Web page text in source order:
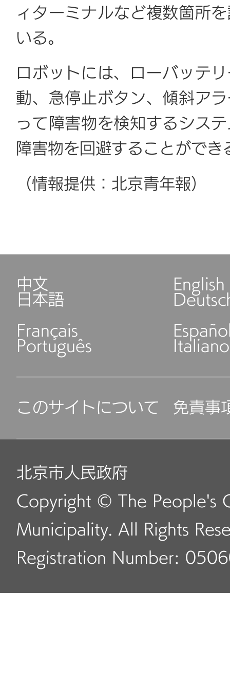
ィターミナルなど複数箇所
いる。
ロボットには、ローバッテ
動、急停止ボタン、傾斜ア
って障害物を検知するシス
障害物を回避することができ
（情報提供：北京青年報）
中文 English
日本語
Français
Português Italiano
このサイトについて 免責事
北京市人民政府
Copyright © The People's
Municipality. All Rights
Registration Number: